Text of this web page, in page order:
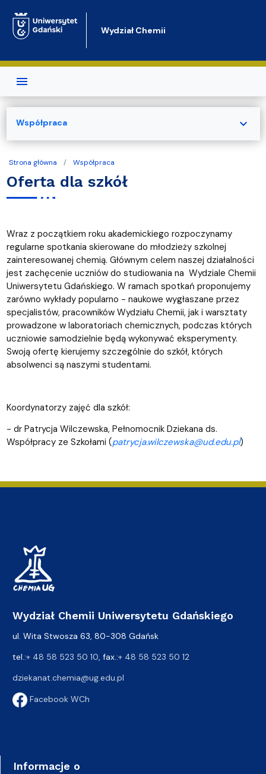
Wydział Chemii
Strona główna Współpraca
Oferta dla szkół
Wraz z początkiem roku akademickiego rozpoczynamy
regularne spotkania skierowane do młodzieży szkolnej
zainteresowanej chemią. Głównym celem naszej działalności
jest zachęcenie uczniów do studiowania na Wydziale Chemii
Uniwersytetu Gdańskiego. W ramach spotkań proponujemy
zarówno wykłady popularno - naukowe wygłaszane przez
specjalistów, pracowników Wydziału Chemii, jak i warsztaty
prowadzone w laboratoriach chemicznych, podczas których
uczniowie samodzielnie będą wykonywać eksperymenty.
Swoją ofertę kierujemy szczególnie do szkół, których
absolwenci są naszymi studentami.
Koordynatorzy zajęć dla szkół:
- dr Patrycja Wilczewska, Pełnomocnik Dziekana ds.
Współpracy ze Szkołami (patrycja.wilczewska@ud.edu.pl)
Współpraca expand_more
Wydział Chemii Uniwersytetu Gdańskiego
ul. Wita Stwosza 63, 80-308 Gdańsk
tel.:+ 48 58 523 50 10 , fax.:+ 48 58 523 50 12
dziekanat.chemia@ug.edu.pl
Facebook WCh
Informacje o